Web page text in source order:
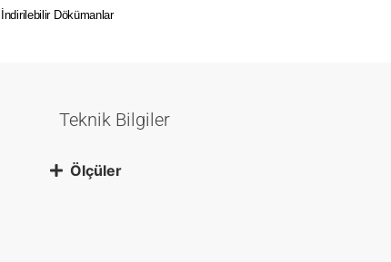
İndirilebilir Dökümanlar
Teknik Bilgiler
Ölçüler